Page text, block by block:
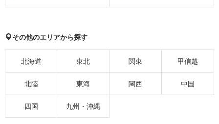
その他のエリアから探す
北海道 東北 関東 甲信越
北陸 東海 関西 中国
四国 九州・沖縄